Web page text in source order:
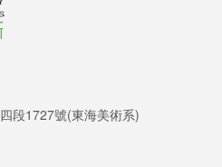
段1727號(東海美術系)